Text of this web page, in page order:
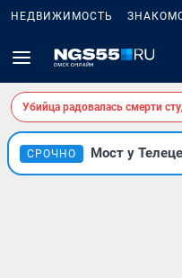
НЕДВИЖИМОСТЬ
Убийца радовалась смерти
СРОЧНО Мост у